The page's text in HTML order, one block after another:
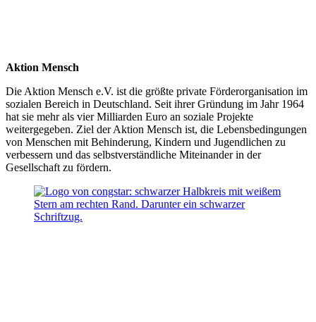
Aktion Mensch
Die Aktion Mensch e.V. ist die größte private Förderorganisation im
sozialen Bereich in Deutschland. Seit ihrer Gründung im Jahr 1964
hat sie mehr als vier Milliarden Euro an soziale Projekte
weitergegeben. Ziel der Aktion Mensch ist, die Lebensbedingungen
von Menschen mit Behinderung, Kindern und Jugendlichen zu
verbessern und das selbstverständliche Miteinander in der
Gesellschaft zu fördern.